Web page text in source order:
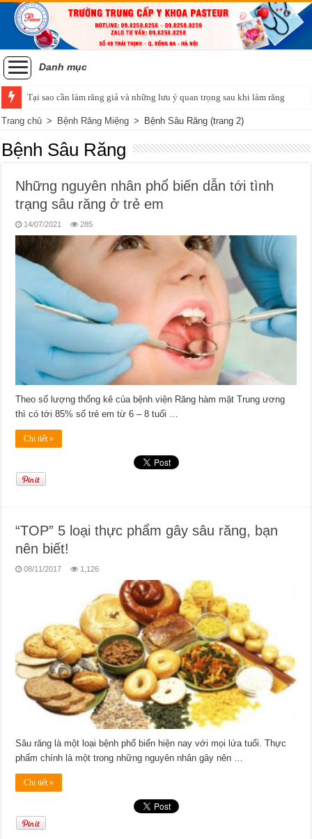
Danh mục
Tại sao cần làm răng giả và những lưu ý quan trọng sau khi làm răng
Tiêu chí của một hàm răng đẹp và phương pháp niềng răng chỉnh nha
Trang chủ > Bệnh Răng Miệng > Bệnh Sâu Răng (trang 2)
Bệnh Sâu Răng
Những nguyên nhân phổ biến dẫn tới tình
trạng sâu răng ở trẻ em
14/07/2021 285
Theo số lượng thống kê của bệnh viện Răng hàm mặt Trung ương
thì có tới 85% số trẻ em từ 6 – 8 tuổi …
Chi tiết »
“TOP” 5 loại thực phẩm gây sâu răng, bạn
nên biết!
08/11/2017 1,126
Sâu răng là một loại bệnh phổ biến hiện nay với mọi lứa tuổi. Thực
phẩm chính là một trong những nguyên nhân gây nên …
Chi tiết »